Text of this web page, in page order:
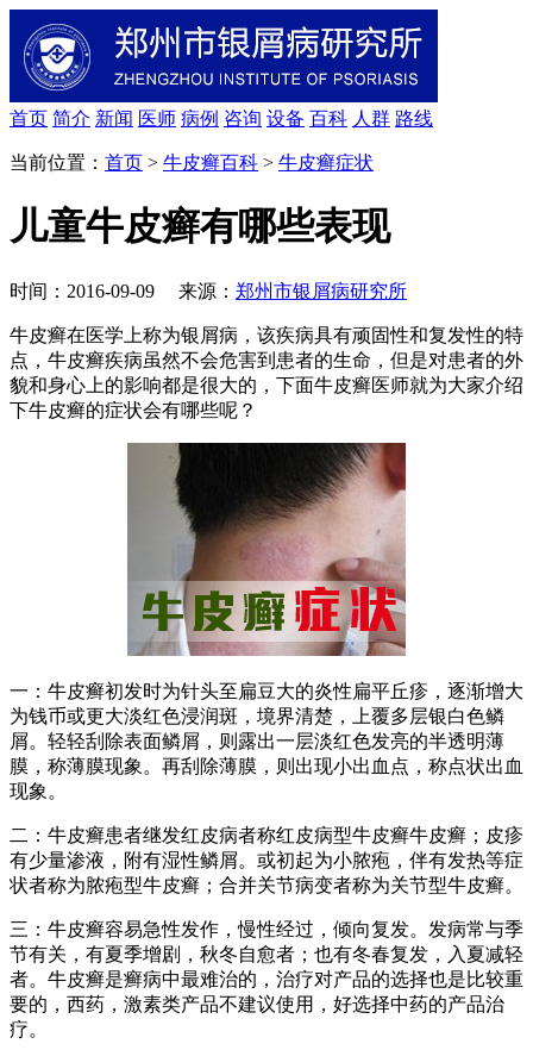
首页 简介 新闻 医师 病例 咨询 设备 百科 人群 路线
当前位置： 首页 > 牛皮癣百科 > 牛皮癣症状
儿童牛皮癣有哪些表现
时间：2016-09-09 来源： 郑州市银屑病研究所
牛皮癣在医学上称为银屑病，该疾病具有顽固性和复发性的特
点，牛皮癣疾病虽然不会危害到患者的生命，但是对患者的外
貌和身心上的影响都是很大的，下面牛皮癣医师就为大家介绍
下牛皮癣的症状会有哪些呢？
一：牛皮癣初发时为针头至扁豆大的炎性扁平丘疹，逐渐增大
为钱币或更大淡红色浸润斑，境界清楚，上覆多层银白色鳞
屑。轻轻刮除表面鳞屑，则露出一层淡红色发亮的半透明薄
膜，称薄膜现象。再刮除薄膜，则出现小出血点，称点状出血
现象。
二：牛皮癣患者继发红皮病者称红皮病型牛皮癣牛皮癣；皮疹
有少量渗液，附有湿性鳞屑。或初起为小脓疱，伴有发热等症
状者称为脓疱型牛皮癣；合并关节病变者称为关节型牛皮癣。
三：牛皮癣容易急性发作，慢性经过，倾向复发。发病常与季
节有关，有夏季增剧，秋冬自愈者；也有冬春复发，入夏减轻
者。牛皮癣是癣病中最难治的，治疗对产品的选择也是比较重
要的，西药，激素类产品不建议使用，好选择中药的产品治
疗。